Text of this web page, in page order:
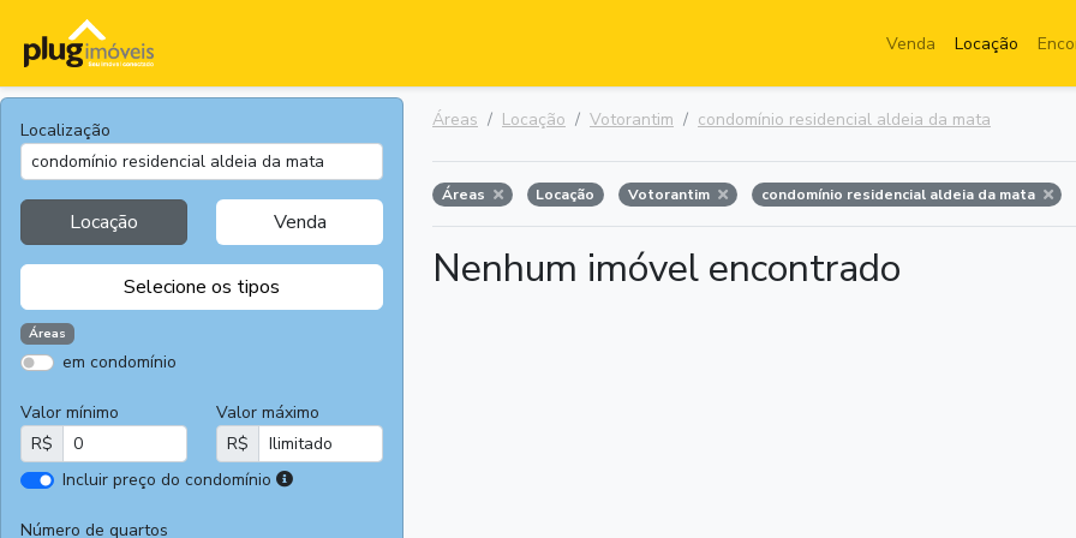
Venda Locação
Localização
Locação Venda
Selecione os tipos
Casas
Casas
Comerciais
Salas
Chácaras e
Áreas
em condomínio
Valor mínimo
R$
Valor máximo
R$
Incluir preço do condomínio
I
Número de quartos
Áreas Locação Votorantim condomínio residencial aldeia da mata
Áreas Locação Votorantim condomínio residencial aldeia da mata
Nenhum imóvel encontrado